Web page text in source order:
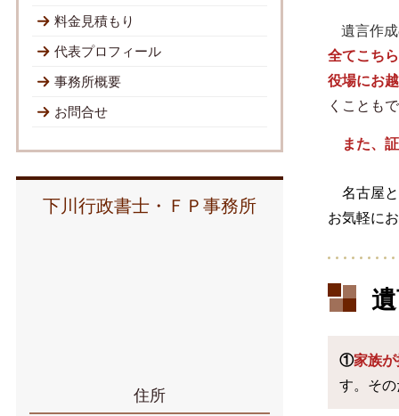
遺言作
全てこち
役場にお
くことも
また、
名古屋と
お気軽に
①家族
す。そ
料金見積もり
代表プロフィール
事務所概要
お問合せ
下川行政書士・ＦＰ事務所
住所